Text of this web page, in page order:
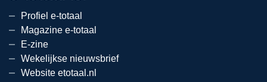
Profiel e-totaal
Magazine e-totaal
E-zine
Wekelijkse nieuwsbrief
Website etotaal.nl